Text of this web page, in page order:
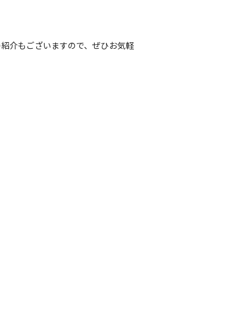
介もございますので、ぜひお気軽
進手法を活用して、製造業のお